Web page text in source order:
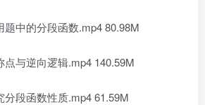
的分段函数.mp4 80.98M
逆向逻辑.mp4 140.59M
函数性质.mp4 61.59M